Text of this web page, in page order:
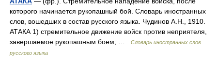
которого начинается рукопашный бой. Словарь иностранных
слов, вошедших в состав русского языка. Чудинов А.Н., 1910.
АТАКА 1) стремительное движение войск против неприятеля,
завершаемое рукопашным боем; …
Словарь иностранных слов
русского языка